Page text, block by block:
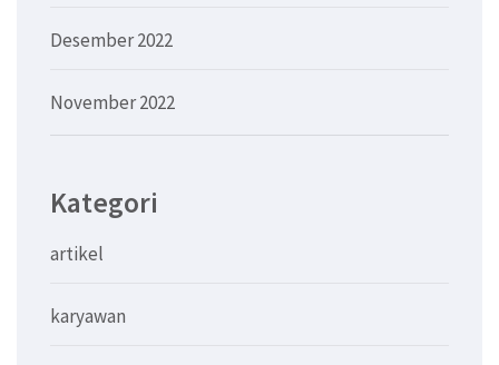
Desember 2022
November 2022
Kategori
artikel
karyawan